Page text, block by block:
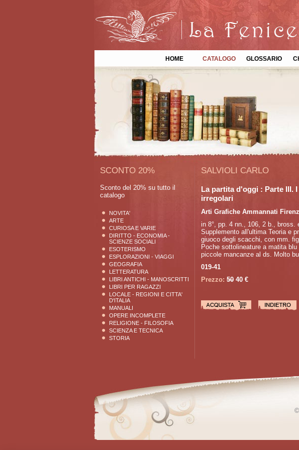
HOME CATALOGO GLOSSARIO
SCONTO 20%
Sconto del 20% su tutto il
catalogo
NOVITA'
ARTE
CURIOSA E VARIE
DIRITTO - ECONOMIA -
SCIENZE SOCIALI
ESOTERISMO
ESPLORAZIONI - VIAGGI
GEOGRAFIA
LETTERATURA
LIBRI ANTICHI - MANOSCRITTI
LIBRI PER RAGAZZI
LOCALE - REGIONI E CITTA'
D'ITALIA
MANUALI
OPERE INCOMPLETE
RELIGIONE - FILOSOFIA
SCIENZA E TECNICA
STORIA
SALVIOLI CARLO
La partita d'oggi : Parte III.
irregolari
Arti Grafiche Ammannati
in 8°, pp. 4 nn., 106, 2 b., bross.
Supplemento all'ultima Teoria e
giuoco degli scacchi, con mm.
Poche sottolineature a matita
piccole mancanze al ds. Molto
019-41
Prezzo: 50 40 €